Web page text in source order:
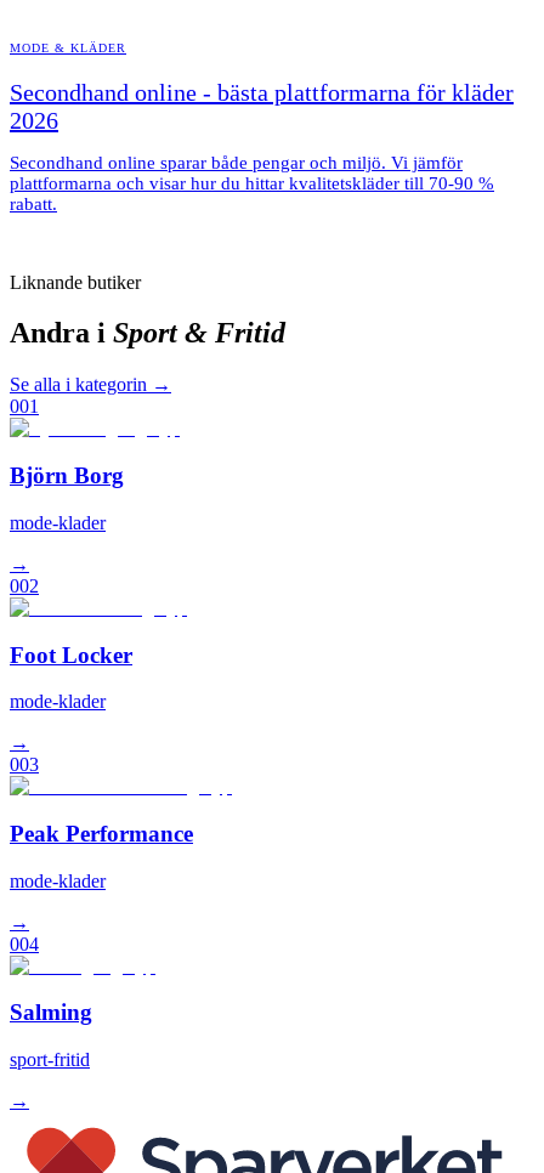
MODE & KLÄDER
Secondhand online - bästa plattformarna för kläder
2026
Secondhand online sparar både pengar och miljö. Vi jämför
plattformarna och visar hur du hittar kvalitetskläder till 70-90 %
rabatt.
Liknande butiker
Andra i Sport & Fritid
Se alla i kategorin →
001
Björn Borg
mode-klader
→
002
Foot Locker
mode-klader
→
003
Peak Performance
mode-klader
→
004
Salming
sport-fritid
→